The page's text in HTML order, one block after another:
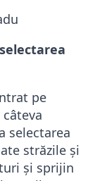
pe
selectarea
străzile și
și sprijin